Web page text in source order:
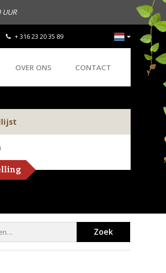
UUR
+ 316 23 20 35 89
OVER ONS CONTACT
Zoek